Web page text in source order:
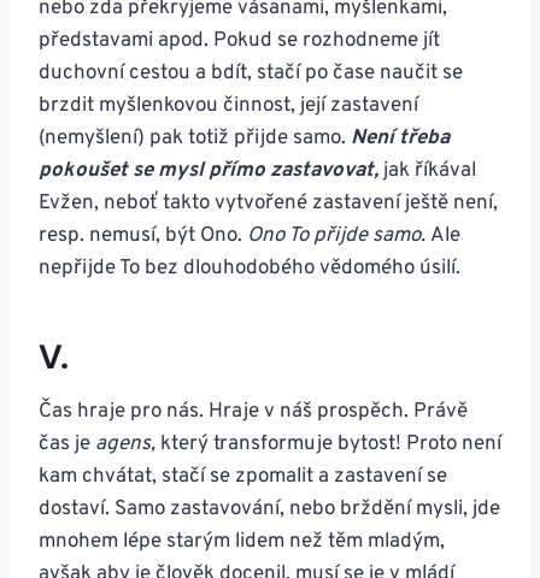
nebo zda překryjeme vásanami, myšlenkami,
představami apod. Pokud se rozhodneme jít
duchovní cestou a bdít, stačí po čase naučit se
brzdit myšlenkovou činnost, její zastavení
(nemyšlení) pak totiž přijde samo. Není třeba
pokoušet se mysl přímo zastavovat, jak říkával
Evžen, neboť takto vytvořené zastavení ještě není,
resp. nemusí, být Ono. Ono To přijde samo. Ale
nepřijde To bez dlouhodobého vědomého úsilí.
V.
Čas hraje pro nás. Hraje v náš prospěch. Právě
čas je agens, který transformuje bytost! Proto není
kam chvátat, stačí se zpomalit a zastavení se
dostaví. Samo zastavování, nebo brždění mysli, jde
mnohem lépe starým lidem než těm mladým,